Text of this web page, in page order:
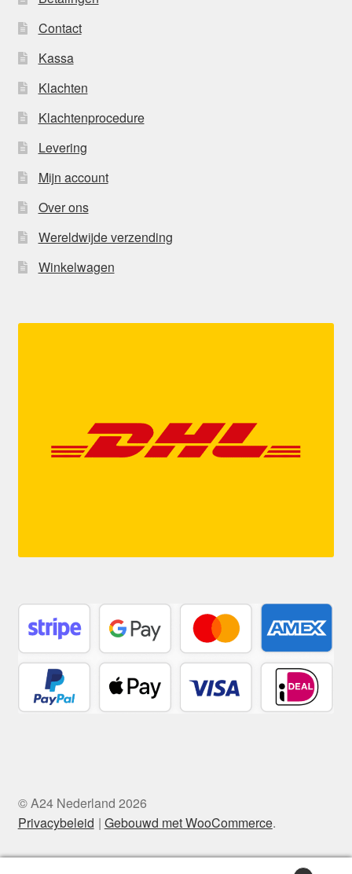
Contact
Kassa
Klachten
Klachtenprocedure
Levering
Mijn account
Over ons
Wereldwijde verzending
Winkelwagen
© A24 Nederland 2026
Privacybeleid
Gebouwd met WooCommerce.